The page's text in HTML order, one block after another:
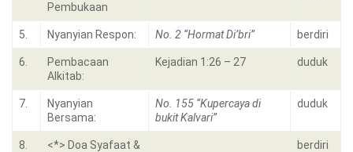
Pembukaan
5. Nyanyian Respon: No. 2 “Hormat Di’bri” berdiri
6.
Pembacaan
Alkitab:
Kejadian 1:26 – 27 duduk
7.
Nyanyian
Bersama:
No. 155 “Kupercaya di
bukit Kalvari”
duduk
8.
<*> Doa Syafaat &
berdiri